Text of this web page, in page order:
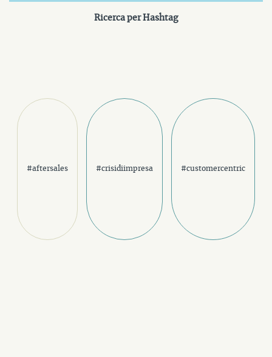
Ricerca per Hashtag
#aftersales #crisidiimpresa #customercentric